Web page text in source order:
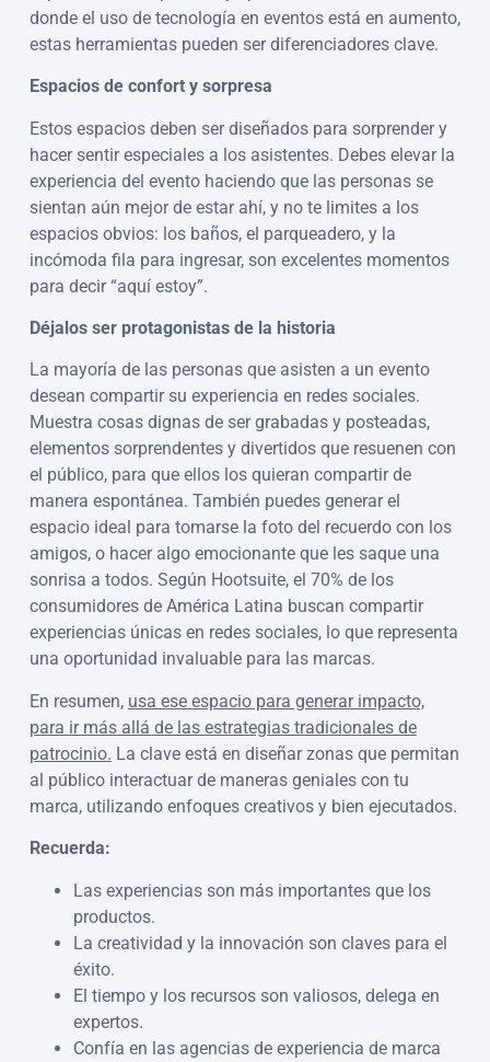
donde el uso de tecnología en eventos está en aumento,
estas herramientas pueden ser diferenciadores clave.
Espacios de confort y sorpresa
Estos espacios deben ser diseñados para sorprender y
hacer sentir especiales a los asistentes. Debes elevar la
experiencia del evento haciendo que las personas se
sientan aún mejor de estar ahí, y no te limites a los
espacios obvios: los baños, el parqueadero, y la
incómoda fila para ingresar, son excelentes momentos
para decir “aquí estoy”.
Déjalos ser protagonistas de la historia
La mayoría de las personas que asisten a un evento
desean compartir su experiencia en redes sociales.
Muestra cosas dignas de ser grabadas y posteadas,
elementos sorprendentes y divertidos que resuenen con
el público, para que ellos los quieran compartir de
manera espontánea. También puedes generar el
espacio ideal para tomarse la foto del recuerdo con los
amigos, o hacer algo emocionante que les saque una
sonrisa a todos. Según Hootsuite, el 70% de los
consumidores de América Latina buscan compartir
experiencias únicas en redes sociales, lo que representa
una oportunidad invaluable para las marcas.
En resumen, usa ese espacio para generar impacto,
para ir más allá de las estrategias tradicionales de
patrocinio. La clave está en diseñar zonas que permitan
al público interactuar de maneras geniales con tu
marca, utilizando enfoques creativos y bien ejecutados.
Recuerda:
Las experiencias son más importantes que los
productos.
La creatividad y la innovación son claves para el
éxito.
El tiempo y los recursos son valiosos, delega en
expertos.
Confía en las agencias de experiencia de marca